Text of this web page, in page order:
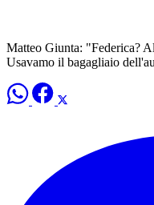
Matteo Giunta: "Federica?
Usavamo il bagagliaio